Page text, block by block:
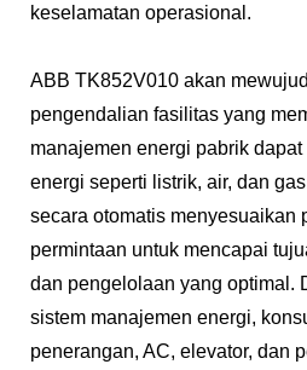
keselamatan operasional.
ABB TK852V010 akan
pengendalian fasilitas yang
manajemen energi pabrik
energi seperti listrik, air, dan
secara otomatis menyesuaikan
permintaan untuk mencapai
dan pengelolaan yang optimal.
sistem manajemen energi,
penerangan, AC, elevator, dan